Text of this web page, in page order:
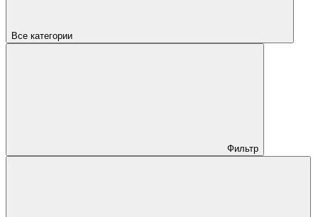
Все категории
Фильтр